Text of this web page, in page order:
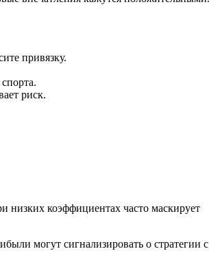
привязку.
риск.
низких коэффициентах часто маскирует
могут сигнализировать о стратегии с